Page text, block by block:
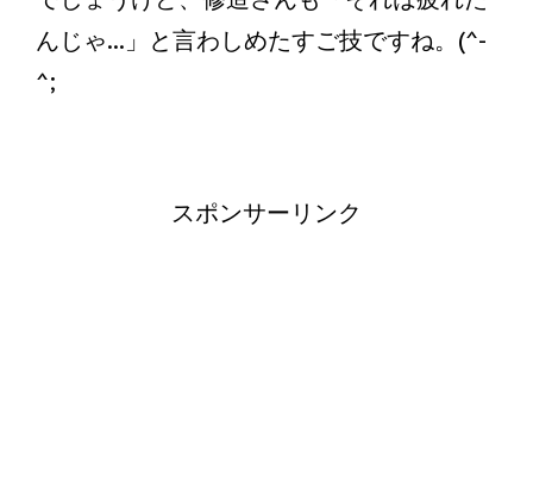
んじゃ...」と言わしめたすご技ですね。(^-
^;
スポンサーリンク